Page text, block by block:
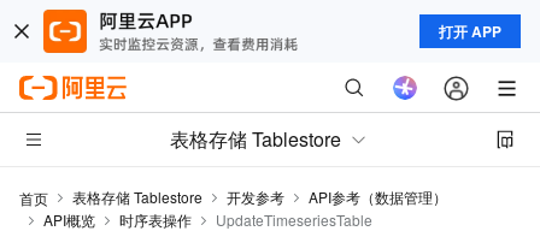
打开 APP
表格存储 Tablestore
首页 表格存储 Tablestore 开发参考
API参考（数据管理）
API概览
时序表操作 UpdateTimeseriesTable